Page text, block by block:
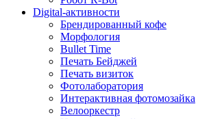
Digital-активности
Брендированный кофе
Морфология
Bullet Time
Печать Бейджей
Печать визиток
Фотолаборатория
Интерактивная фотомозайка
Велооркестр